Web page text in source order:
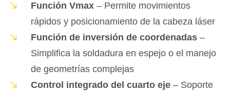
Función Vmax– Permite movimientos
rápidos y posicionamiento de la cabeza láser
Función de inversión de coordenadas–
Simplifica la soldadura en espejo o el manejo
de geometrías complejas
Control integrado del cuarto eje– Soporte